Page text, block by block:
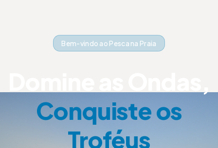
Bem-vindo ao Pesca na Praia
Conquiste os
Troféus